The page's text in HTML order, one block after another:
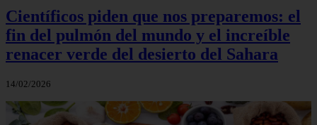
Científicos piden que nos preparemos: el
fin del pulmón del mundo y el increíble
renacer verde del desierto del Sahara
14/02/2026